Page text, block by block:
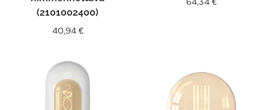
(2101002400)
40,94 €